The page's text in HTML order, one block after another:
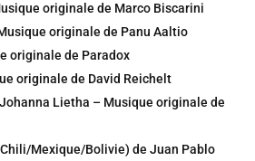
originale de Marco Biscarini
originale de Panu Aaltio
originale de Paradox
originale de David Reichelt
Lietha – Musique originale de
Mexique/Bolivie) de Juan Pablo